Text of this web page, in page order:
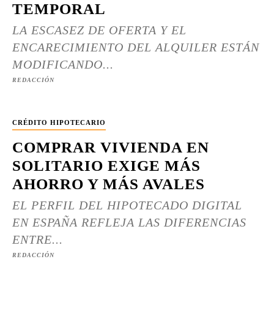
TEMPORAL
LA ESCASEZ DE OFERTA Y EL
ENCARECIMIENTO DEL ALQUILER ESTÁN
MODIFICANDO...
REDACCIÓN
CRÉDITO HIPOTECARIO
COMPRAR VIVIENDA EN
SOLITARIO EXIGE MÁS
AHORRO Y MÁS AVALES
EL PERFIL DEL HIPOTECADO DIGITAL
EN ESPAÑA REFLEJA LAS DIFERENCIAS
ENTRE...
REDACCIÓN